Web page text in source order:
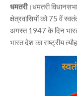
धमतरी।धमतरी
क्षेत्रवासियों को 75 वें
अगस्त 1947 के दिन भारत
भारत देश का राष्ट्रीय